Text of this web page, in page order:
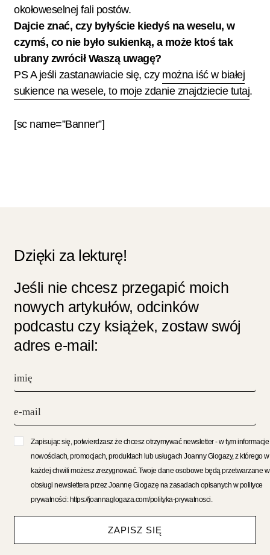
okołoweselnej fali postów.
Dajcie znać, czy byłyście kiedyś na weselu, w
czymś, co nie było sukienką, a może ktoś tak
ubrany zwrócił Waszą uwagę?
PS A jeśli zastanawiacie się, czy można iść w białej
sukience na wesele, to moje zdanie znajdziecie tutaj.
[sc name=”Banner”]
Dzięki za lekturę!
Jeśli nie chcesz przegapić moich
nowych artykułów, odcinków
podcastu czy książek, zostaw swój
adres e-mail:
Zapisując się, potwierdzasz że chcesz otrzymywać newsletter - w tym informacje
nowościach, promocjach, produktach lub usługach Joanny Glogazy, z którego w
każdej chwili możesz zrezygnować. Twoje dane osobowe będą przetwarzane
obsługi newslettera przez Joannę Glogazę na zasadach opisanych w polityce
prywatności: https://joannaglogaza.com/polityka-prywatnosci.
ZAPISZ SIĘ